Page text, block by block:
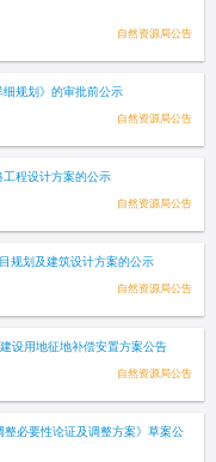
自然资源局公告
细规划》的审批前公示
自然资源局公告
程设计方案的公示
自然资源局公告
规划及建筑设计方案的公示
自然资源局公告
设用地征地补偿安置方案公告
自然资源局公告
必要性论证及调整方案》草案公